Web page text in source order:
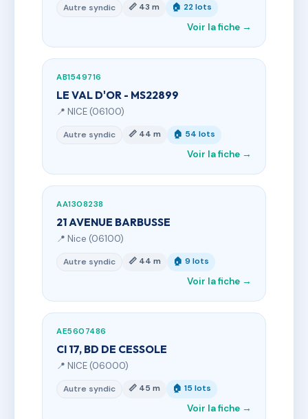
Autre syndic 📏 43 m 🏠 22 lots
Voir la fiche →
AB1549716
LE VAL D'OR - MS22899
📍 NICE (06100)
Autre syndic 📏 44 m 🏠 54 lots
Voir la fiche →
AA1308238
21 AVENUE BARBUSSE
📍 Nice (06100)
Autre syndic 📏 44 m 🏠 9 lots
Voir la fiche →
AE5607486
CI 17, BD DE CESSOLE
📍 NICE (06000)
Autre syndic 📏 45 m 🏠 15 lots
Voir la fiche →